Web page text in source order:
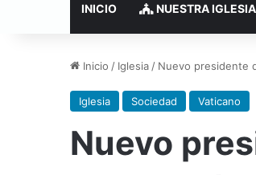
INICIO NUESTRA IGLESIA
Inicio / Iglesia / Nuevo presidente
Iglesia Sociedad Vaticano
Nuevo